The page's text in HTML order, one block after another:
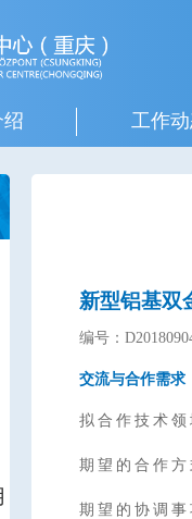
绍 工作
新型铝基双
编号：
交流与合作需求
拟合作技术
期望的合作
期望的协调